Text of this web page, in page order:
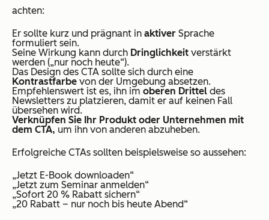
achten:
Er sollte kurz und prägnant in aktiver Sprache
formuliert sein.
Seine Wirkung kann durch Dringlichkeit verstärkt
werden („nur noch heute“).
Das Design des CTA sollte sich durch eine
Kontrastfarbe von der Umgebung absetzen.
Empfehlenswert ist es, ihn im oberen Drittel des
Newsletters zu platzieren, damit er auf keinen Fall
übersehen wird.
Verknüpfen Sie Ihr Produkt oder Unternehmen mit
dem CTA, um ihn von anderen abzuheben.
Erfolgreiche CTAs sollten beispielsweise so aussehen:
„Jetzt E-Book downloaden“
„Jetzt zum Seminar anmelden“
„Sofort 20 % Rabatt sichern“
„20 Rabatt – nur noch bis heute Abend“